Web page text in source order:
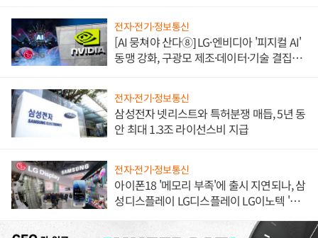
전자·전기·정보통신
[AI 뭉쳐야 산다⑧] LG·엔비디아 '피지컬 AI'
동맹 강화, 구광모 제조·데이터·기술 결집
전자·전기·정보통신
삼성전자 넷리스트와 특허분쟁 매듭, 5년 동
안 최대 1.3조 라이선스비 지급
전자·전기·정보통신
아이폰18 '메모리 부족'에 출시 지연되나, 삼
성디스플레이 LG디스플레이 LG이노텍 '탈